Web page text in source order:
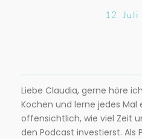
12. Juli
Liebe Claudia, gerne höre
Kochen und lerne jedes Mal
offensichtlich, wie viel Zeit
den Podcast investierst. Als